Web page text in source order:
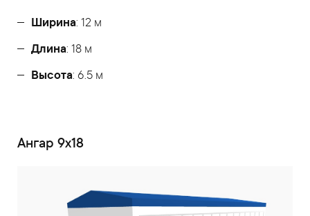
Ширина: 12 м
Длина: 18 м
Высота: 6.5 м
Ангар 9х18